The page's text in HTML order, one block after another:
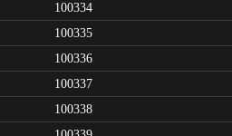
100334
100335
100336
100337
100338